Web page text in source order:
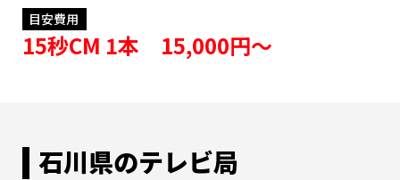
目安費用
15秒CM 1本 15,000円〜
石川県のテレビ局